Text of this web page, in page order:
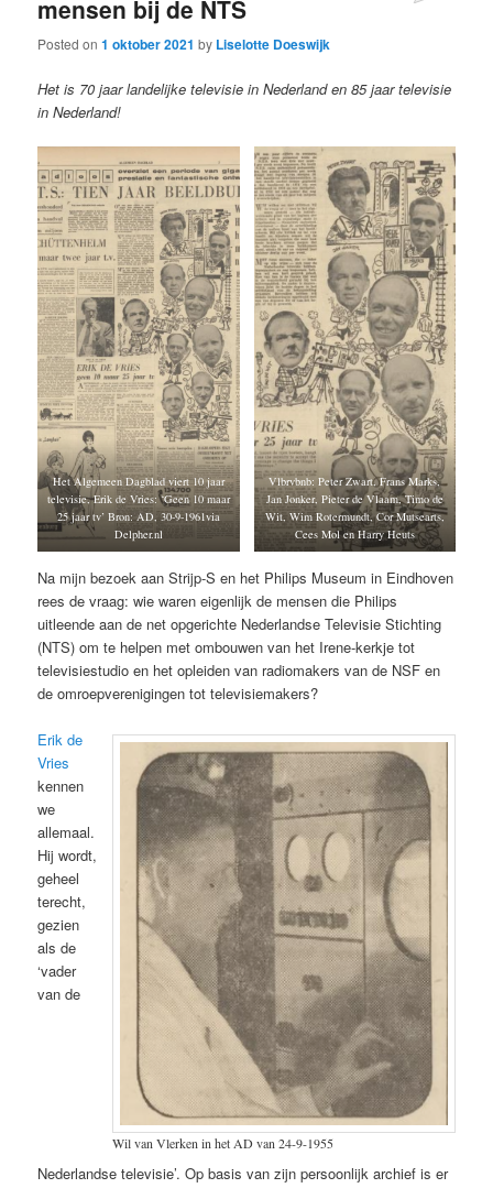
mensen bij de NTS
Posted on1 oktober 2021 by Liselotte Doeswijk
Het is 70 jaar landelijke televisie in Nederland en 85 jaar televisie
in Nederland!
Het Algemeen Dagblad viert 10 jaar
televisie, Erik de Vries: ‘Geen 10 maar
25 jaar tv’ Bron: AD, 30-9-1961via
Delpher.nl
Vlbrvbnb: Peter Zwart, Frans Marks,
Jan Jonker, Pieter de Vlaam, Timo de
Wit, Wim Rotermundt, Cor Mutsearts,
Cees Mol en Harry Heuts
Na mijn bezoek aan Strijp-S en het Philips Museum in Eindhoven
rees de vraag: wie waren eigenlijk de mensen die Philips
uitleende aan de net opgerichte Nederlandse Televisie Stichting
(NTS) om te helpen met ombouwen van het Irene-kerkje tot
televisiestudio en het opleiden van radiomakers van de NSF en
de omroepverenigingen tot televisiemakers?
Wil van Vlerken in het AD van 24-9-1955
Erik de
Vries
kennen
we
allemaal.
Hij wordt,
geheel
terecht,
gezien
als de
‘vader
van de
Nederlandse televisie’. Op basis van zijn persoonlijk archief is er